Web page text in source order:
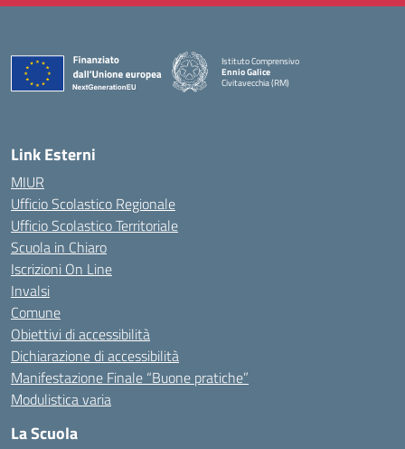
Istituto Comprensivo
Ennio Galice
Civitavecchia (RM)
Link Esterni
MIUR
Ufficio Scolastico Regionale
Ufficio Scolastico Territoriale
Scuola in Chiaro
Iscrizioni On Line
Invalsi
Comune
Obiettivi di accessibilità
Dichiarazione di accessibilità
Manifestazione Finale “Buone pratiche”
Modulistica varia
La Scuola